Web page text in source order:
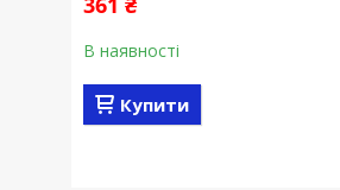
В наявності
Купити